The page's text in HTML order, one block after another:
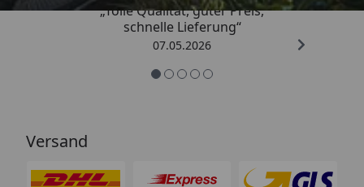
„Tolle Qualität, guter Preis,
schnelle Lieferung“
07.05.2026
Versand